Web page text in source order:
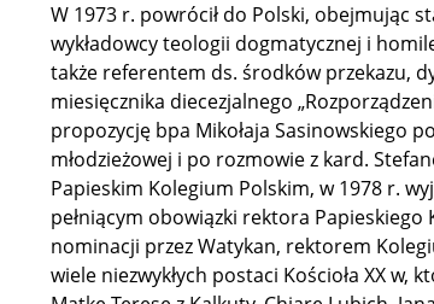
W 1973 r. powrócił do Polski, obejmując
wykładowcy teologii dogmatycznej i
także referentem ds. środków przekazu,
miesięcznika diecezjalnego
propozycję bpa Mikołaja Sasinowskiego
młodzieżowej i po rozmowie z kard.
Papieskim Kolegium Polskim, w 1978 r.
pełniącym obowiązki rektora
nominacji przez Watykan, rektorem
wiele niezwykłych postaci Kościoła XX w,